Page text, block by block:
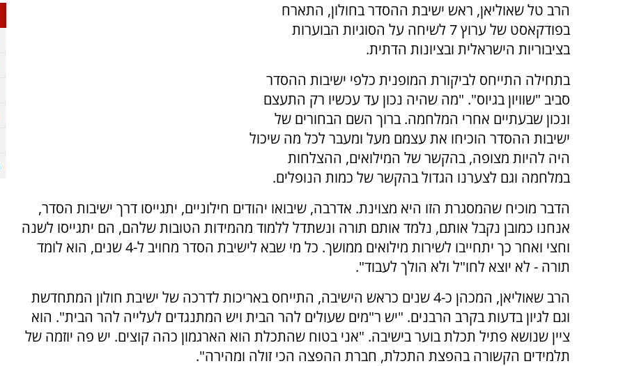
הרב טל שאוליאן, ראש ישיבת ההסדר בחולון, התארח
בפודקאסט של ערוץ 7 לשיחה על הסוגיות הבוערות
בציבוריות הישראלית ובציונות הדתית.
בתחילה התייחס לביקורת המופנית כלפי ישיבות ההסדר
סביב "שוויון בגיוס". "מה שהיה נכון עד עכשיו רק התעצם
ונכון שבעתיים אחרי המלחמה. ברוך השם הבחורים של
ישיבות ההסדר הוכיחו את עצמם מעל ומעבר לכל מה שיכול
היה להיות מצופה, בהקשר של המילואים, ההצלחות
במלחמה וגם לצערנו הגדול בהקשר של כמות הנופלים.
הדבר מוכיח שהמסגרת הזו היא מצוינת. אדרבה, שיבואו יהודים חילוניים, יתגייסו דרך ישיבות הסדר,
אנחנו כמובן נקבל אותם, נלמד אותם תורה ונשתדל ללמוד מהמידות הטובות שלהם, הם יתגייסו לשנה
וחצי ואחר כך יתחייבו לשירות מילואים ממושך. כל מי שבא לישיבת הסדר מחויב ל-4 שנים, הוא לומד
תורה - לא יוצא לחו"ל ולא הולך לעבוד".
הרב שאוליאן, המכהן כ-4 שנים כראש הישיבה, התייחס באריכות לדרכה של ישיבת חולון המתחדשת
וגם לגיון בדעות בקרב הרבנים. "יש ר"מים שעולים להר הבית ויש המתנגדים לעלייה להר הבית". הוא
ציין שנושא פתיל תכלת בוער בישיבה. "אני בטוח שהתכלת הוא הארגמון כהה קוצים. יש פה יוזמה של
תלמידים הקשורה בהפצת התכלת, חברת ההפצה הכי זולה ומהירה".